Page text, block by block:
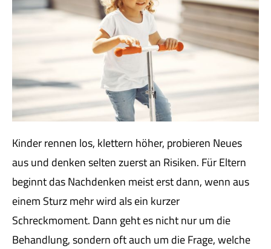
Kinder rennen los, klettern höher, probieren Neues
aus und denken selten zuerst an Risiken. Für Eltern
beginnt das Nachdenken meist erst dann, wenn aus
einem Sturz mehr wird als ein kurzer
Schreckmoment. Dann geht es nicht nur um die
Behandlung, sondern oft auch um die Frage, welche